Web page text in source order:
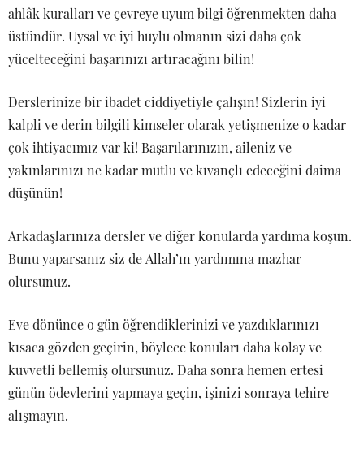
ahlâk kuralları ve çevreye uyum bilgi öğrenmekten daha
üstündür. Uysal ve iyi huylu olmanın sizi daha çok
yücelteceğini başarınızı artıracağını bilin!
Derslerinize bir ibadet ciddiyetiyle çalışın! Sizlerin iyi
kalpli ve derin bilgili kimseler olarak yetişmenize o kadar
çok ihtiyacımız var ki! Başarılarınızın, aileniz ve
yakınlarınızı ne kadar mutlu ve kıvançlı edeceğini daima
düşünün!
Arkadaşlarınıza dersler ve diğer konularda yardıma koşun.
Bunu yaparsanız siz de Allah’ın yardımına mazhar
olursunuz.
Eve dönünce o gün öğrendiklerinizi ve yazdıklarınızı
kısaca gözden geçirin, böylece konuları daha kolay ve
kuvvetli bellemiş olursunuz. Daha sonra hemen ertesi
günün ödevlerini yapmaya geçin, işinizi sonraya tehire
alışmayın.